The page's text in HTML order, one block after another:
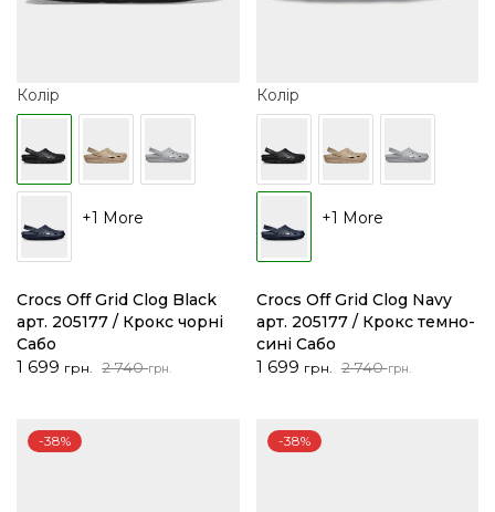
Колір
+1 More
Crocs Off Grid Clog Black
арт. 205177 / Крокс чорні
Сабо
2 740грн.
Оригінальна
740 грн..
1 699 грн.
Поточна
699 грн..
Колір
+1 More
Crocs Off Grid Clog Navy
арт. 205177 / Крокс темно-
сині Сабо
2 740грн.
Оригінальна
740 грн..
1 699 грн.
Поточна
699 грн..
-38% -38%